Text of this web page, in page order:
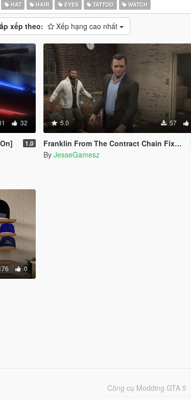
HAT HAIR EYES TATTOO WATCH
xếp theo: Xếp hạng cao nhất
32
1.0
5.0 57
Franklin From The Contract Chain Fixed ( LEGACY ONLY )
By JesseGamesz
0
Công cụ Modding GTA 5